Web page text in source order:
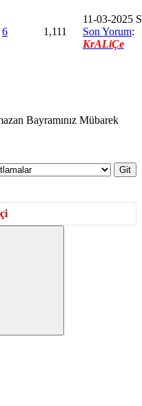
6 1,111
11-03-2025
Son Yorum:
KrALiÇe
Bayramınız Mübarek